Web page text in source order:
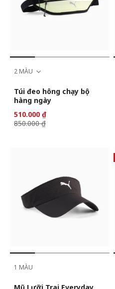
2 MÀU
Túi đeo hông chạy bộ
hàng ngày
510.000 ₫
850.000 ₫
1 MÀU